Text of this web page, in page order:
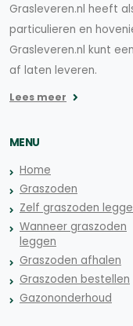
Grasleveren.nl heeft
particulieren en
Grasleveren.nl kunt
af laten leveren.
Lees meer
MENU
Home
Graszoden
Zelf graszoden
Wanneer graszoden
leggen
Graszoden afhalen
Graszoden bestellen
Gazononderhoud